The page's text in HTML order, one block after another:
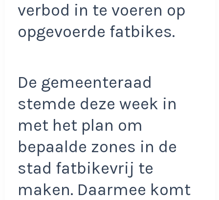
verbod in te voeren op
opgevoerde fatbikes.
De gemeenteraad
stemde deze week in
met het plan om
bepaalde zones in de
stad fatbikevrij te
maken. Daarmee komt